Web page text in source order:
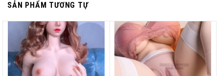
SẢN PHẨM TƯƠNG TỰ